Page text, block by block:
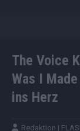
The Voice
Was I
ins Herz
Redaktion |